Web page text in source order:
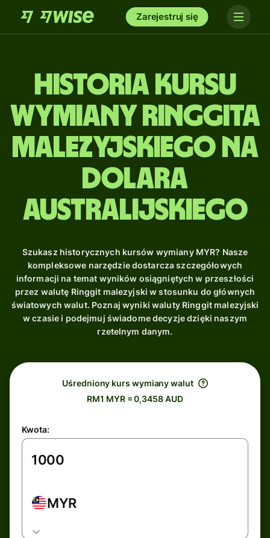
Zarejestruj się
Historia kursu
wymiany ringgita
malezyjskiego na
dolara
australijskiego
Szukasz historycznych kursów wymiany MYR? Nasze
kompleksowe narzędzie dostarcza szczegółowych
informacji na temat wyników osiągniętych w przeszłości
przez walutę Ringgit malezyjski w stosunku do głównych
światowych walut. Poznaj wyniki waluty Ringgit malezyjski
w czasie i podejmuj świadome decyzje dzięki naszym
rzetelnym danym.
Uśredniony kurs wymiany walut
RM1 MYR = 0,3458 AUD
Kwota:
MYR